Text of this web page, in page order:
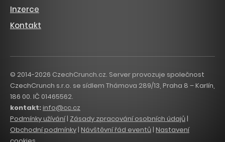
Inzerce
Kontakt
© 2014-2026 CzechCrunch.cz. Server provozuje společnost
CzechCrunch s.r.o. se sídlem Thámova 289/13, Praha 8 – Karlín,
186 00. IČ 01465562.
kontakt:info@cc.cz
Podmínky užívání| Zásady zpracování osobních údajů |
Obchodní podmínky | Návštěvní řád eventů | Nastavení